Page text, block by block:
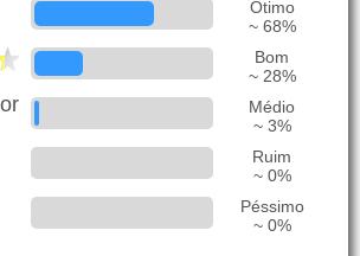
Ótimo
~ 68%
Bom
~ 28%
Médio
~ 3%
Ruim
~ 0%
Péssimo
~ 0%